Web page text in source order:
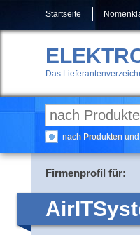
Startseite
Das
nach Produkten
Firmenprofil für: